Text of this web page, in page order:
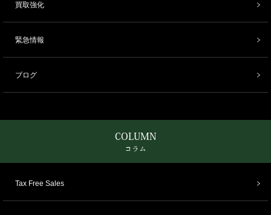
買取強化
緊急情報
ブログ
COLUMN
コラム
Tax Free Sales